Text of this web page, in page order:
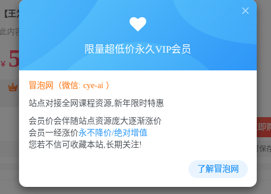
【王为】职业经理人转运之道
此内容为付费资源，请付费后查看
￥ 5
VIP会员 免费 SVIP会员
免费
立即
您当前未登录！建议登陆后购买，可保
限量超低价永久VIP会员
冒泡网（微信: cye-ai ）
站点对接全网课程资源,新年限时特惠
会员价会伴随站点资源庞大逐渐涨价
会员一经涨价永不降价/绝对增值
您若不信可收藏本站,长期关注!
了解冒泡网